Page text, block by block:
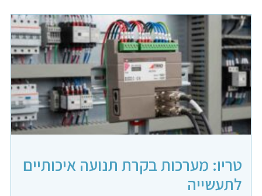
טריו: מערכות בקרת תנועה איכותיים
לתעשייה